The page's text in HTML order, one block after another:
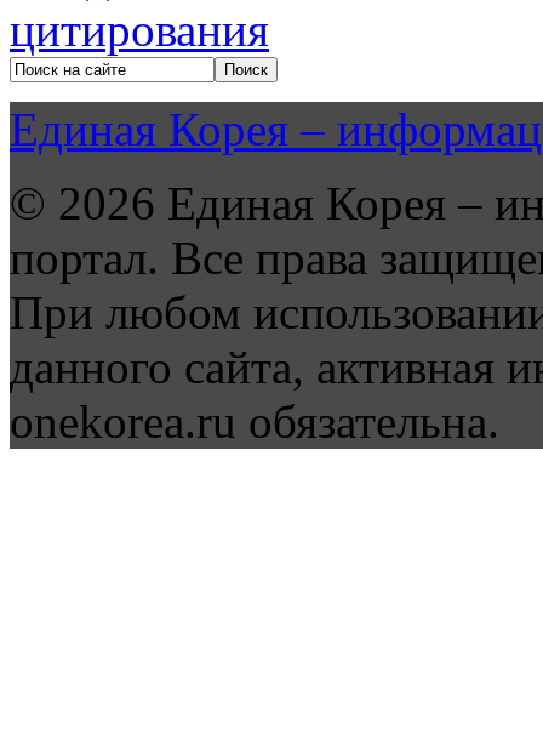
Единая Корея –
© 2026 Единая Корея –
портал. Все права
При любом
данного сайта, активная
onekorea.ru обязательна.